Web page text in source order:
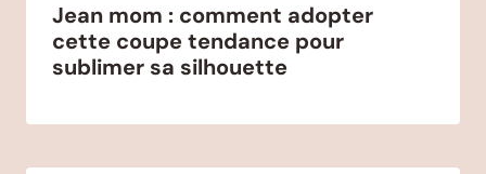
Jean mom : comment adopter
cette coupe tendance pour
sublimer sa silhouette